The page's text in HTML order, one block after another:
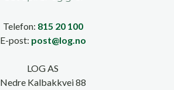
Telefon: 815 20 100
E-post: post@log.no
LOG AS
Nedre Kalbakkvei 88